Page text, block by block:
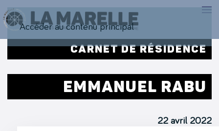
Accéder au contenu principal
CARNET DE RÉSIDENCE
EMMANUEL RABU
22 avril 2022